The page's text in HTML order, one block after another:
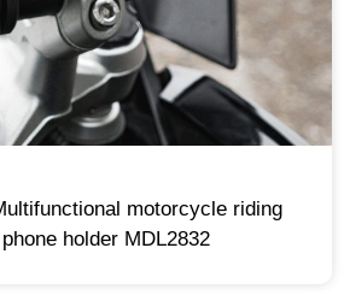
motorcycle riding
holder MDL2832